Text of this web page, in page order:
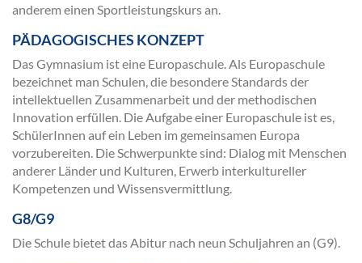
anderem einen Sportleistungskurs an.
PÄDAGOGISCHES KONZEPT
Das Gymnasium ist eine Europaschule. Als Europaschule
bezeichnet man Schulen, die besondere Standards der
intellektuellen Zusammenarbeit und der methodischen
Innovation erfüllen. Die Aufgabe einer Europaschule ist es,
SchülerInnen auf ein Leben im gemeinsamen Europa
vorzubereiten. Die Schwerpunkte sind: Dialog mit Menschen
anderer Länder und Kulturen, Erwerb interkultureller
Kompetenzen und Wissensvermittlung.
G8/G9
Die Schule bietet das Abitur nach neun Schuljahren an (G9).